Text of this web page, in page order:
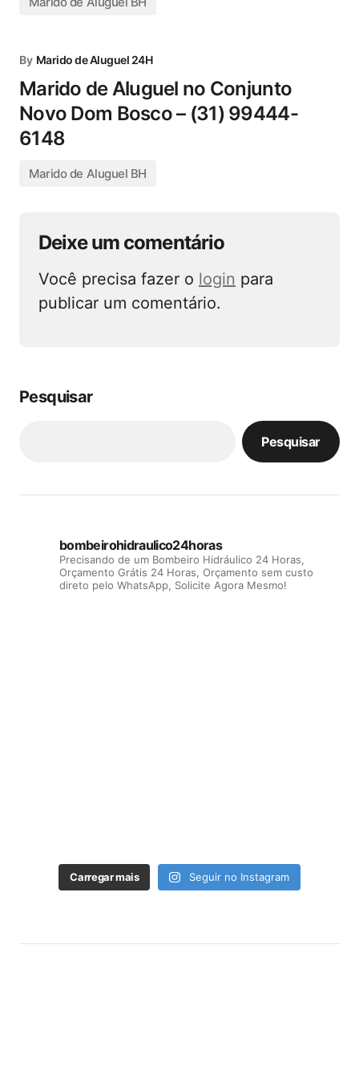
By Marido de Aluguel 24H
Marido de Aluguel no Conjunto
Novo Dom Bosco – (31) 99444-
6148
Marido de Aluguel BH
Deixe um comentário
Você precisa fazer o login para
publicar um comentário.
Pesquisar
Pesquisar
bombeirohidraulico24horas
Precisando de um Bombeiro Hidráulico 24 Horas,
Orçamento Grátis 24 Horas, Orçamento sem custo
direto pelo WhatsApp, Solicite Agora Mesmo!
Carregar mais Seguir no Instagram